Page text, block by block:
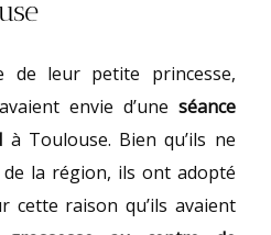
de leur petite princesse,
envie d’une séance
à Toulouse. Bien qu’ils ne
la région, ils ont adopté
cette raison qu’ils avaient